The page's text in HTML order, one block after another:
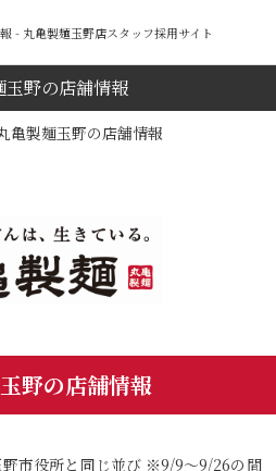
- 丸亀製麺玉野店スタッフ採用サイト
玉野の店舗情報
亀製麺玉野の店舗情報
野の店舗情報
野市役所と同じ並び ※9/9～9/26の間